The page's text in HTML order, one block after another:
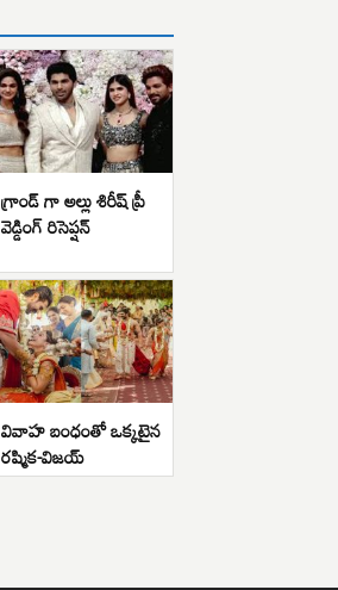
గ్రాండ్ గా అల్లు శిరీష్ ప్రీ
వెడ్డింగ్ రిసెప్షన్
వివాహ బంధంతో ఒక్కటైన
రష్మిక-విజయ్